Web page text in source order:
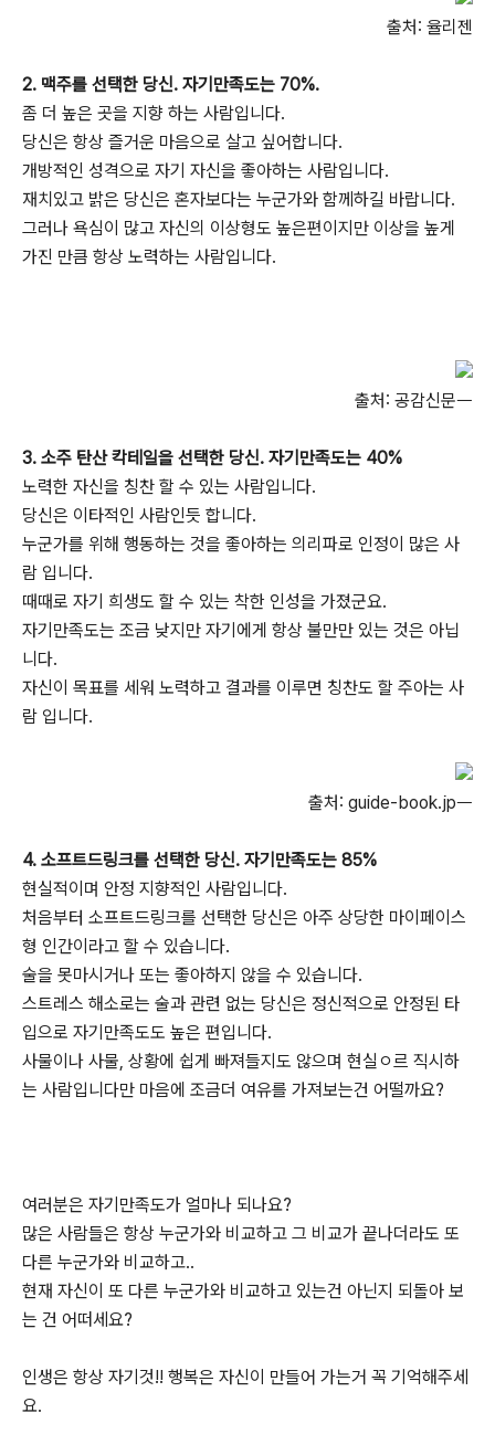
출처: 율리젠
2. 맥주를 선택한 당신. 자기만족도는 70%.
좀 더 높은 곳을 지향 하는 사람입니다.
당신은 항상 즐거운 마음으로 살고 싶어합니다.
개방적인 성격으로 자기 자신을 좋아하는 사람입니다.
재치있고 밝은 당신은 혼자보다는 누군가와 함께하길 바랍니다.
그러나 욕심이 많고 자신의 이상형도 높은편이지만 이상을 높게
가진 만큼 항상 노력하는 사람입니다.
출처: 공감신문ᅳ
3. 소주 탄산 칵테일을 선택한 당신. 자기만족도는 40%
노력한 자신을 칭찬 할 수 있는 사람입니다.
당신은 이타적인 사람인듯 합니다.
누군가를 위해 행동하는 것을 좋아하는 의리파로 인정이 많은 사
람 입니다.
때때로 자기 희생도 할 수 있는 착한 인성을 가졌군요.
자기만족도는 조금 낮지만 자기에게 항상 불만만 있는 것은 아닙
니다.
자신이 목표를 세워 노력하고 결과를 이루면 칭찬도 할 주아는 사
람 입니다.
출처: guide-book.jpᅳ
4. 소프트드링크를 선택한 당신. 자기만족도는 85%
현실적이며 안정 지향적인 사람입니다.
처음부터 소프트드링크를 선택한 당신은 아주 상당한 마이페이스
형 인간이라고 할 수 있습니다.
술을 못마시거나 또는 좋아하지 않을 수 있습니다.
스트레스 해소로는 술과 관련 없는 당신은 정신적으로 안정된 타
입으로 자기만족도도 높은 편입니다.
사물이나 사물, 상황에 쉽게 빠져들지도 않으며 현실ㅇ르 직시하
는 사람입니다만 마음에 조금더 여유를 가져보는건 어떨까요?
여러분은 자기만족도가 얼마나 되나요?
많은 사람들은 항상 누군가와 비교하고 그 비교가 끝나더라도 또
다른 누군가와 비교하고..
현재 자신이 또 다른 누군가와 비교하고 있는건 아닌지 되돌아 보
는 건 어떠세요?
인생은 항상 자기것!! 행복은 자신이 만들어 가는거 꼭 기억해주세
요.